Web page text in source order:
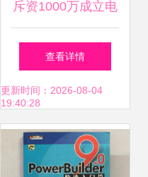
斥资1000万成立电
竞公司,快手电竞事
业前景可期?
查看详情
更新时间：2026-08-04
19:40:28